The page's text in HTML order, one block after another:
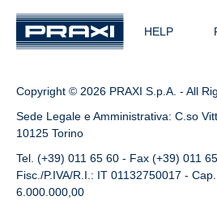
HELP
Copyright © 2026 PRAXI S.p.A. - All
Sede Legale e Amministrativa: C.so
10125 Torino
Tel. (+39) 011 65 60 - Fax (+39) 011
Fisc./P.IVA/R.I.: IT 01132750017 -
6.000.000,00